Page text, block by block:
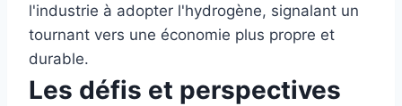
l'industrie à adopter l'hydrogène, signalant un
tournant vers une économie plus propre et
durable.
Les défis et perspectives